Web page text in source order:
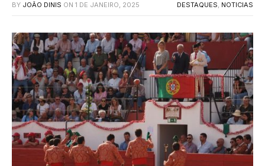
BY JOÃO DINIS ON 1 DE JANEIRO, 2025 DESTAQUES, NOTICIAS